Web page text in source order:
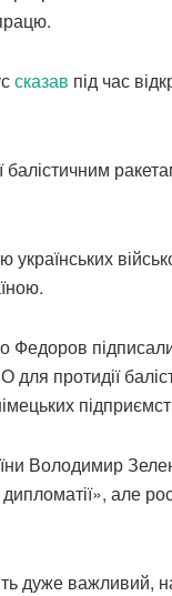
сказав під час
Федоров
протидії
Володимир
але
дуже важливий,